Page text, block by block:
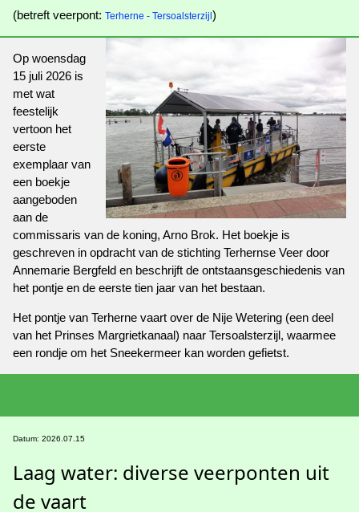
(betreft veerpont: Terherne - Tersoalsterzijl )
Op woensdag
15 juli 2026 is
met wat
feestelijk
vertoon het
eerste
exemplaar van
een boekje
aangeboden
aan de
commissaris van de koning, Arno Brok. Het boekje is
geschreven in opdracht van de stichting Terhernse Veer door
Annemarie Bergfeld en beschrijft de ontstaansgeschiedenis van
het pontje en de eerste tien jaar van het bestaan.
Het pontje van Terherne vaart over de Nije Wetering (een deel
van het Prinses Margrietkanaal) naar Tersoalsterzijl, waarmee
een rondje om het Sneekermeer kan worden gefietst.
Datum: 2026.07.15
Laag water: diverse veerponten uit
de vaart